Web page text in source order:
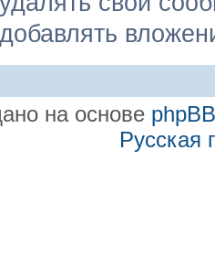
добавлять
на основе phpBB
Русская